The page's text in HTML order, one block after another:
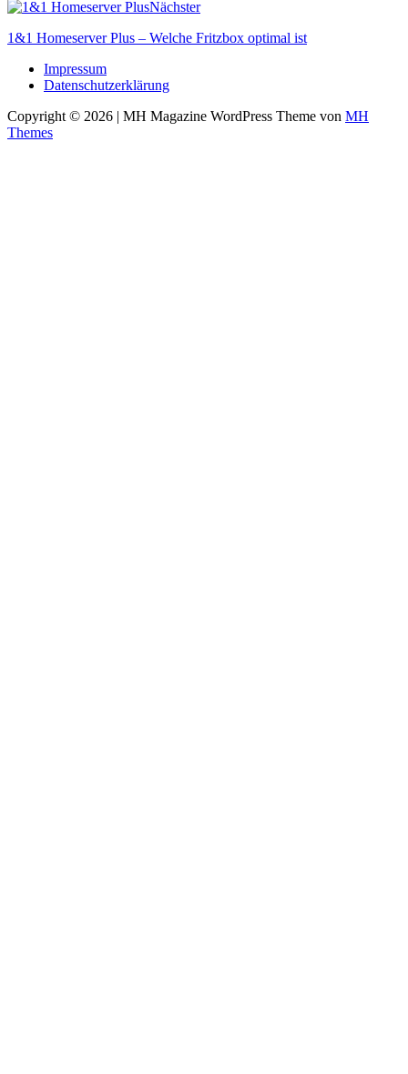
Nächster
1&1 Homeserver Plus – Welche Fritzbox optimal ist
Impressum
Datenschutzerklärung
Copyright © 2026 | MH Magazine WordPress Theme von MH
Themes